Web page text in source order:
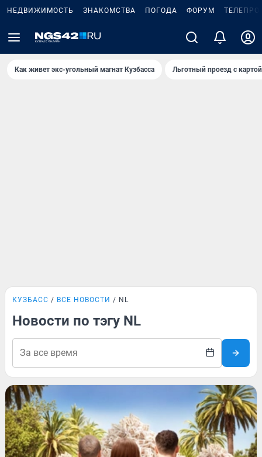
НЕДВИЖИМОСТЬ ЗНАКОМСТВА ПОГОДА ФОРУМ
Как живет экс-угольный магнат Кузбасса Льготный проезд с
КУЗБАСС ВСЕ НОВОСТИ NL
Новости по тэгу NL